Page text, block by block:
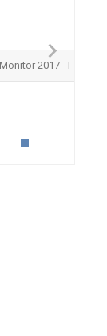
Monitor 2017 - I